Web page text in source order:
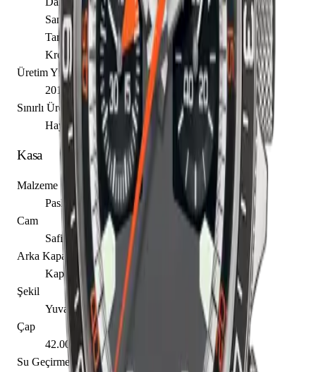
Saniye
Tarih
Kronograf
Üretim Yılı
2018
Sınırlı Üretim
Hayır
Kasa
Malzeme
Paslanmaz Çelik
Cam
Safir
Arka Kapak
Kapalı
Şekil
Yuvarlak
Çap
42.00 mm
Su Geçirmezlik